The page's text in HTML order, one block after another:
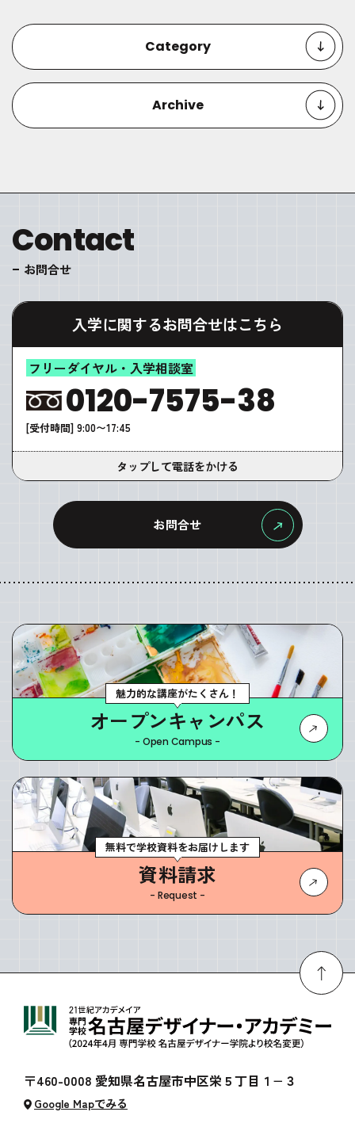
Category
Archive
Contact
お問合せ
入学に関するお問合せはこちら
フリーダイヤル・入学相談室
0120-7575-38
[受付時間] 9:00〜17:45
タップして電話をかける
お問合せ
魅力的な講座がたくさん！
オープンキャンパス
- Open Campus -
無料で学校資料をお届けします
資料請求
- Request -
〒460-0008 愛知県名古屋市中区栄５丁目１−３
Google Mapでみる